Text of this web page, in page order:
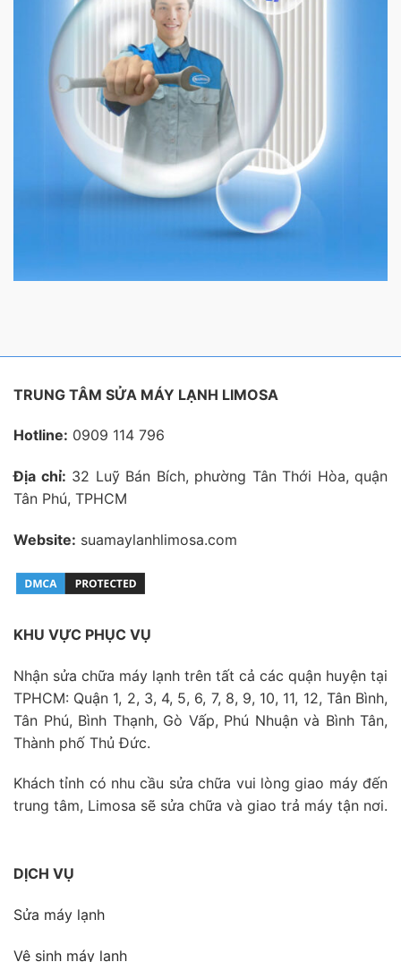
TRUNG TÂM SỬA MÁY LẠNH LIMOSA
Hotline: 0909 114 796
Địa chỉ: 32 Luỹ Bán Bích, phường Tân Thới Hòa, quận
Tân Phú, TPHCM
Website: suamaylanhlimosa.com
KHU VỰC PHỤC VỤ
Nhận sửa chữa máy lạnh trên tất cả các quận huyện tại
TPHCM: Quận 1, 2, 3, 4, 5, 6, 7, 8, 9, 10, 11, 12, Tân Bình,
Tân Phú, Bình Thạnh, Gò Vấp, Phú Nhuận và Bình Tân,
Thành phố Thủ Đức.
Khách tỉnh có nhu cầu sửa chữa vui lòng giao máy đến
trung tâm, Limosa sẽ sửa chữa và giao trả máy tận nơi.
DỊCH VỤ
Sửa máy lạnh
Vệ sinh máy lạnh